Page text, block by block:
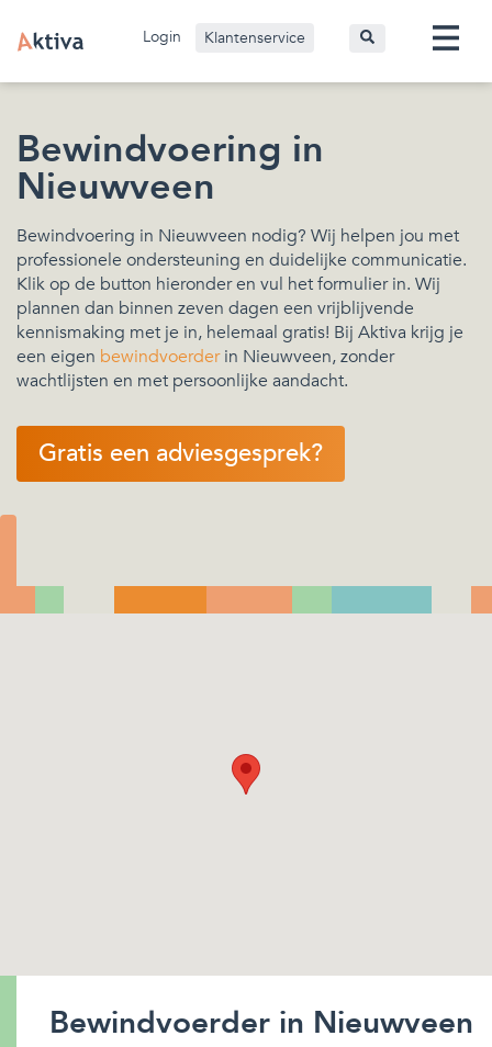
Login Klantenservice
Bewindvoering in
Nieuwveen
Bewindvoering in Nieuwveen nodig? Wij helpen jou met
professionele ondersteuning en duidelijke communicatie.
Klik op de button hieronder en vul het formulier in. Wij
plannen dan binnen zeven dagen een vrijblijvende
kennismaking met je in, helemaal gratis! Bij Aktiva krijg je
een eigen bewindvoerderin Nieuwveen, zonder
wachtlijsten en met persoonlijke aandacht.
Gratis een adviesgesprek?
Bewindvoerder in Nieuwveen